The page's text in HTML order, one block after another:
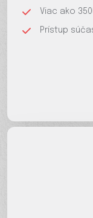
Viac ako
Prístup